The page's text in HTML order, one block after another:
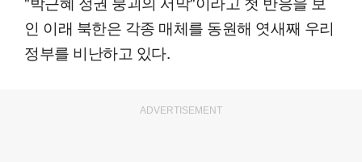
인 이래 북한은 각종 매체를 동원해 엿새째 우리
정부를 비난하고 있다.
ADVERTISEMENT